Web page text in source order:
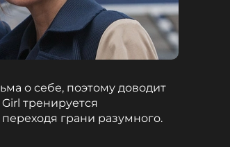
о себе, поэтому доводит
тренируется
грани разумного.